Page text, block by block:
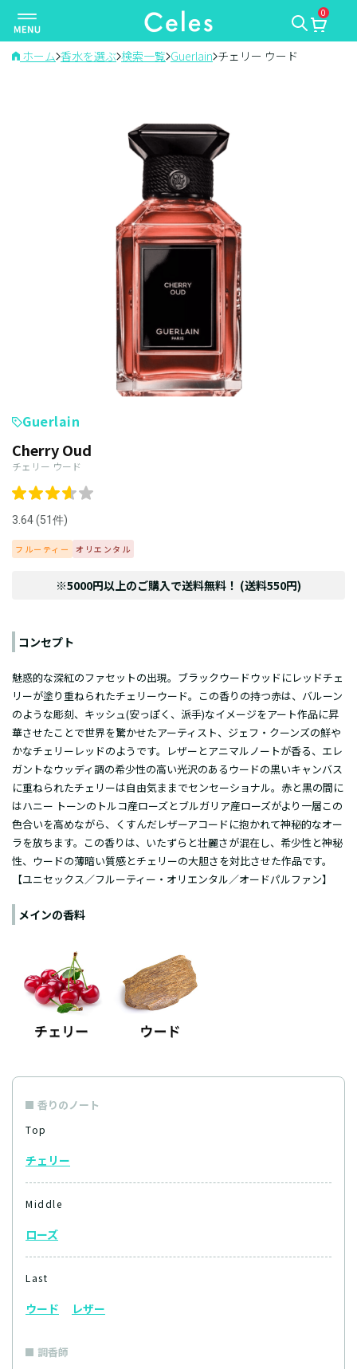
ナ
ビ
ゲ
0
ホーム 香水を選ぶ 検索一覧 Guerlain チェリー ウード
Guerlain
Cherry Oud
チェリー ウード
3.64 (51件)
フルーティー オリエンタル
※5000円以上のご購入で送料無料！ (送料550円)
コンセプト
魅惑的な深紅のファセットの出現。ブラックウードウッドにレッドチェ
リーが塗り重ねられたチェリーウード。この香りの持つ赤は、バルーン
のような彫刻、キッシュ(安っぽく、派手)なイメージをアート作品に昇
華させたことで世界を驚かせたアーティスト、ジェフ・クーンズの鮮や
かなチェリーレッドのようです。レザーとアニマルノートが香る、エレ
ガントなウッディ調の希少性の高い光沢のあるウードの黒いキャンバス
に重ねられたチェリーは自由気ままでセンセーショナル。赤と黒の間に
はハニー トーンのトルコ産ローズとブルガリア産ローズがより一層この
色合いを高めながら、くすんだレザーアコードに抱かれて神秘的なオー
ラを放ちます。この香りは、いたずらと壮麗さが混在し、希少性と神秘
性、ウードの薄暗い質感とチェリーの大胆さを対比させた作品です。
【ユニセックス／フルーティー・オリエンタル／オードパルファン】
メインの香料
香りのノート
Top
チェリー
Middle
ローズ
Last
ウード レザー
調香師